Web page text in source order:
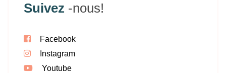
Suivez -nous!
Facebook
Instagram
Youtube